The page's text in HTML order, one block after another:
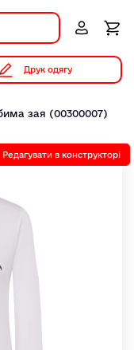
Друк одягу
зая (00300007)
Редагувати в конструкторі